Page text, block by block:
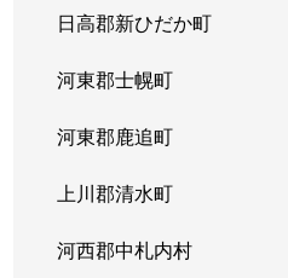
日高郡新ひだか町
河東郡士幌町
河東郡鹿追町
上川郡清水町
河西郡中札内村